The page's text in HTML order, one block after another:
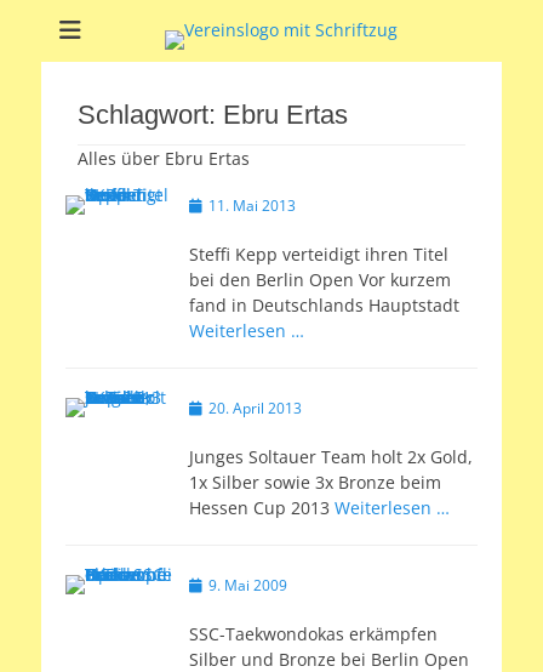
Soltauer Sportclub
Soltauer Sportclub 02 e.V.
Schlagwort: Ebru Ertas
Alles über Ebru Ertas
Veröffentlicht
11. Mai 2013
Steffi Kepp verteidigt ihren Titel
bei den Berlin Open Vor kurzem
fand in Deutschlands Hauptstadt
Weiterlesen …
Veröffentlicht
20. April 2013
Junges Soltauer Team holt 2x Gold,
1x Silber sowie 3x Bronze beim
Hessen Cup 2013 Weiterlesen …
Veröffentlicht
9. Mai 2009
SSC-Taekwondokas erkämpfen
Silber und Bronze bei Berlin Open